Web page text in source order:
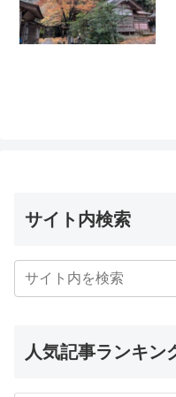
サイト内検索
人気記事ランキン